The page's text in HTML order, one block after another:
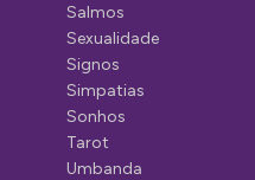
Salmos
Sexualidade
Signos
Simpatias
Sonhos
Tarot
Umbanda